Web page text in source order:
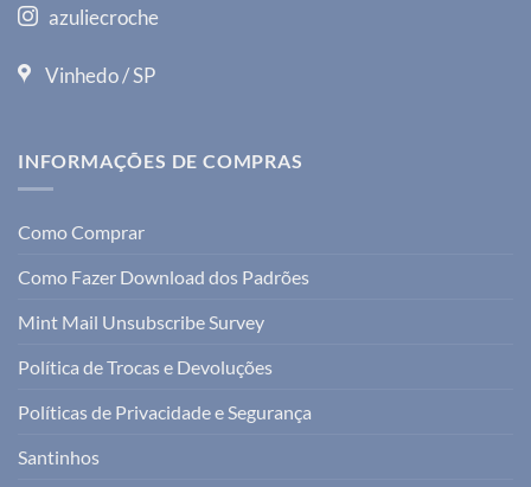
azuliecroche
Vinhedo / SP
INFORMAÇÕES DE COMPRAS
Como Comprar
Como Fazer Download dos Padrões
Mint Mail Unsubscribe Survey
Política de Trocas e Devoluções
Políticas de Privacidade e Segurança
Santinhos